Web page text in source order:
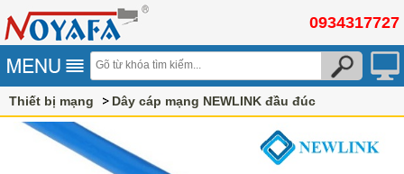
0934317727
Thiết bị mạng Dây cáp mạng NEWLINK đầu đúc